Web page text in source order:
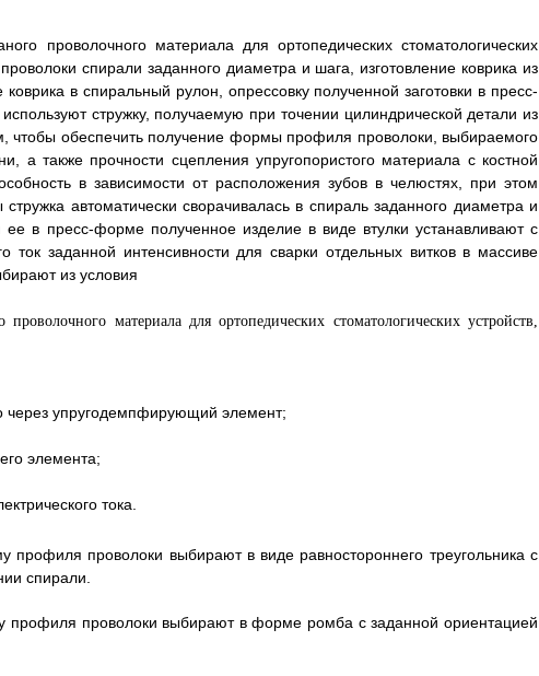
проволочного материала для ортопедических стоматологических
спирали заданного диаметра и шага, изготовление коврика из
в спиральный рулон, опрессовку полученной заготовки в пресс-
стружку, получаемую при точении цилиндрической детали из
чтобы обеспечить получение формы профиля проволоки, выбираемого
а также прочности сцепления упругопористого материала с костной
в зависимости от расположения зубов в челюстях, при этом
автоматически сворачивалась в спираль заданного диаметра и
ее в пресс-форме полученное изделие в виде втулки устанавливают с
ток заданной интенсивности для сварки отдельных витков в массиве
из условия
через упругодемпфирующий элемент;
элемента;
тока.
проволоки выбирают в виде равностороннего треугольника с
спирали.
проволоки выбирают в форме ромба с заданной ориентацией